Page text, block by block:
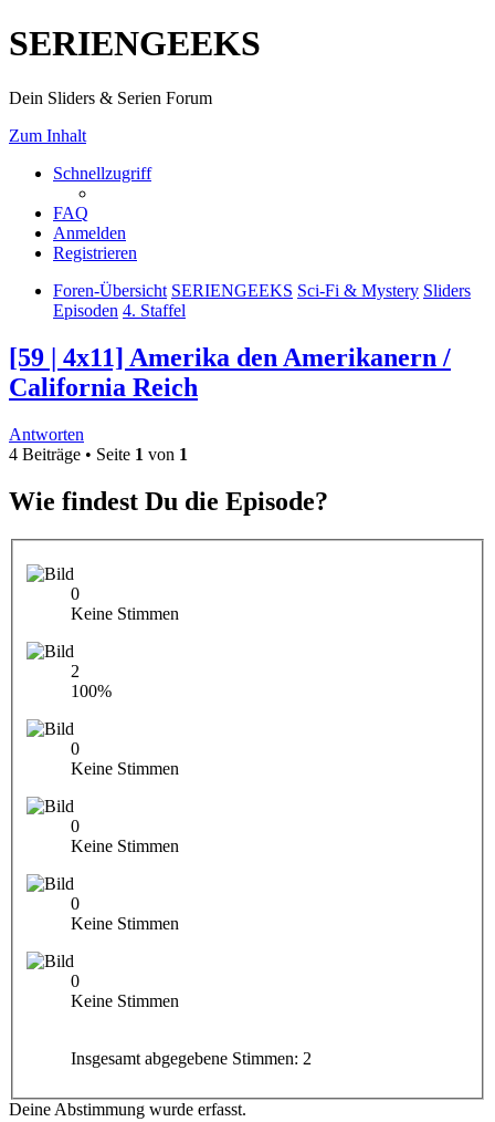
SERIENGEEKS
Dein Sliders & Serien Forum
Zum Inhalt
Schnellzugriff
FAQ
Anmelden
Registrieren
Foren-Übersicht SERIENGEEKS Sci-Fi & Mystery Sliders
Episoden 4. Staffel
[59 | 4x11] Amerika den Amerikanern /
California Reich
Antworten
4 Beiträge • Seite 1 von 1
Wie findest Du die Episode?
0
Keine Stimmen
2
100%
0
Keine Stimmen
0
Keine Stimmen
0
Keine Stimmen
0
Keine Stimmen
Insgesamt abgegebene Stimmen: 2
Deine Abstimmung wurde erfasst.